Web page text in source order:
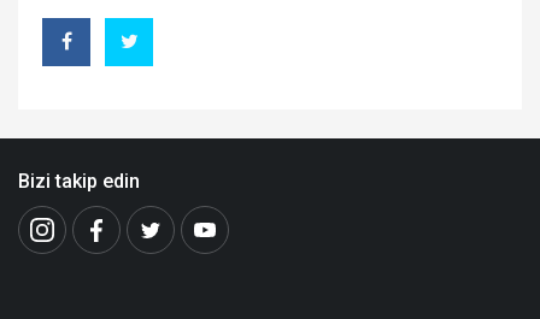
Bizi takip edin